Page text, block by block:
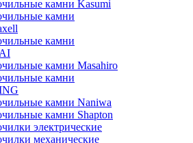
камни Kasumi
камни
камни
камни Masahiro
камни
камни Naniwa
камни Shapton
электрические
механические